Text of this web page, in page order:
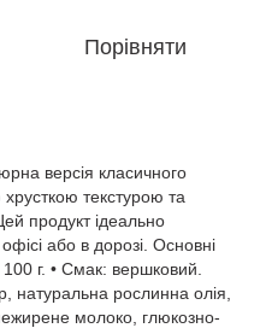
Порівняти
версія класичного
текстурою та
продукт ідеально
або в дорозі. Основні
г. • Смак: вершковий.
рослинна олія,
молоко, глюкозно-